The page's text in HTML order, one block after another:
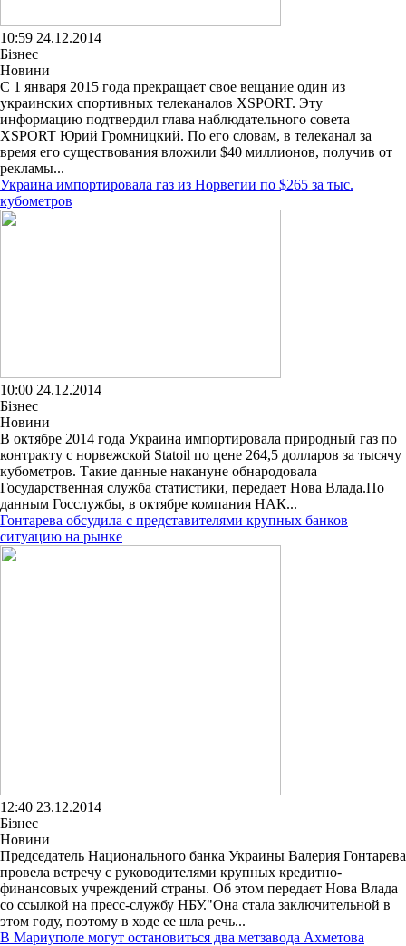
10:59 24.12.2014
Бізнес
Новини
С 1 января 2015 года прекращает свое вещание один из
украинских спортивных телеканалов XSPORT. Эту
информацию подтвердил глава наблюдательного совета
XSPORT Юрий Громницкий. По его словам, в телеканал за
время его существования вложили $40 миллионов, получив от
рекламы...
Украина импортировала газ из Норвегии по $265 за тыс.
кубометров
10:00 24.12.2014
Бізнес
Новини
В октябре 2014 года Украина импортировала природный газ по
контракту с норвежской Statoil по цене 264,5 долларов за тысячу
кубометров. Такие данные накануне обнародовала
Государственная служба статистики, передает Нова Влада.По
данным Госслужбы, в октябре компания НАК...
Гонтарева обсудила с представителями крупных банков
ситуацию на рынке
12:40 23.12.2014
Бізнес
Новини
Председатель Национального банка Украины Валерия Гонтарева
провела встречу с руководителями крупных кредитно-
финансовых учреждений страны. Об этом передает Нова Влада
со ссылкой на пресс-службу НБУ."Она стала заключительной в
этом году, поэтому в ходе ее шла речь...
В Мариуполе могут остановиться два метзавода Ахметова